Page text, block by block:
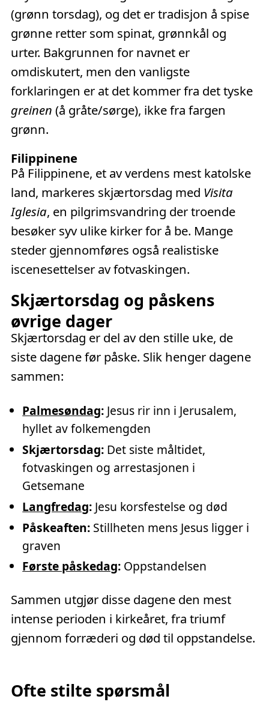
(grønn torsdag), og det er tradisjon å spise
grønne retter som spinat, grønnkål og
urter. Bakgrunnen for navnet er
omdiskutert, men den vanligste
forklaringen er at det kommer fra det tyske
greinen (å gråte/sørge), ikke fra fargen
grønn.
Filippinene
På Filippinene, et av verdens mest katolske
land, markeres skjærtorsdag med Visita
Iglesia, en pilgrimsvandring der troende
besøker syv ulike kirker for å be. Mange
steder gjennomføres også realistiske
iscenesettelser av fotvaskingen.
Skjærtorsdag og påskens
øvrige dager
Skjærtorsdag er del av den stille uke, de
siste dagene før påske. Slik henger dagene
sammen:
Palmesøndag: Jesus rir inn i Jerusalem,
hyllet av folkemengden
Skjærtorsdag: Det siste måltidet,
fotvaskingen og arrestasjonen i
Getsemane
Langfredag: Jesu korsfestelse og død
Påskeaften: Stillheten mens Jesus ligger i
graven
Første påskedag: Oppstandelsen
Sammen utgjør disse dagene den mest
intense perioden i kirkeåret, fra triumf
gjennom forræderi og død til oppstandelse.
Ofte stilte spørsmål